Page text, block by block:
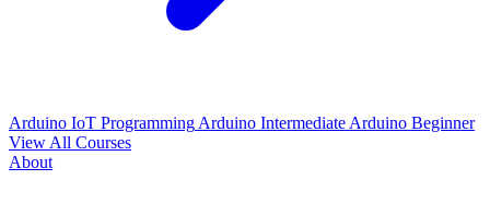
Arduino IoT Programming Arduino Intermediate Arduino Beginner
View All Courses
About